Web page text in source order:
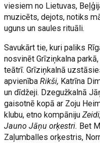
viesiem no Lietuvas,
muzicēts, dejots, notiks
uguns un saules rituāli.
Savukārt tie, kuri paliks
nosvinēt Grīziņkalna
teātrī. Grīziņkalnā
apvienībaRikši, Katrīna
un dīdžeji. Dzegužkalnā
gaisotnē kopā ar Zoju
klubu, etno kompānijuZeidi,
Jauno Jāņu orķestri. Bet
Zaļumballes orķestris,